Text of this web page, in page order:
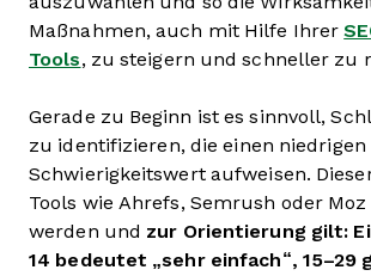
Maßnahmen, auch mit Hilfe Ihrer
Tools, zu steigern und schneller zu
Gerade zu Beginn ist es sinnvoll,
zu identifizieren, die einen niedrigen
Schwierigkeitswert aufweisen.
Tools wie Ahrefs, Semrush oder Moz
werden und zur Orientierung gilt:
14 bedeutet „sehr einfach“, 15–29